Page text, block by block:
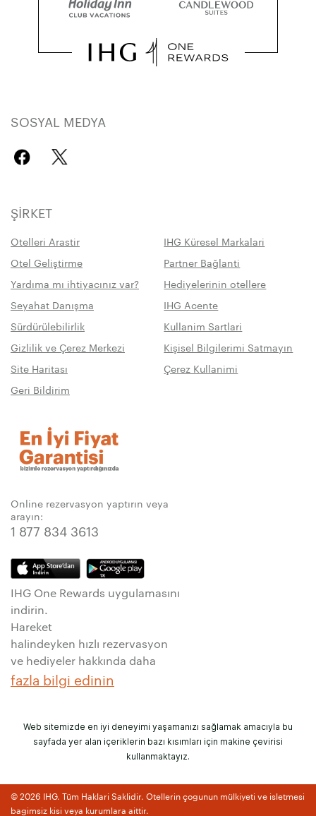
SOSYAL MEDYA
ŞIRKET
Otelleri Arastir
IHG Küresel Markalari
Otel Geliştirme
Partner Bağlanti
Yardıma mı ihtiyacınız var?
Hediyelerinin otellere
Seyahat Danışma
IHG Acente
Sürdürülebilirlik
Kullanim Sartlari
Gizlilik ve Çerez Merkezi
Kişisel Bilgilerimi Satmayın
Site Haritası
Çerez Kullanimi
Geri Bildirim
Online rezervasyon yaptırın veya
arayın:
1 877 834 3613
IHG One Rewards uygulamasını
indirin.
Hareket
halindeyken hızlı rezervasyon
ve hediyeler hakkında daha
fazla bilgi edinin
Web sitemizde en iyi deneyimi yaşamanızı sağlamak amacıyla bu
sayfada yer alan içeriklerin bazı kısımları için makine çevirisi
kullanmaktayız.
© 2026 IHG. Tüm Haklari Saklidir. Otellerin çogunun mülkiyeti ve isletmesi
bagimsiz kisi veya kurumlara aittir.